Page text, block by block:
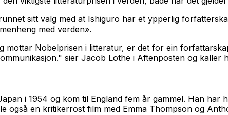
sitt valg med at Ishiguro har et ypperlig
med verden».
mottar Nobelprisen i litteratur, er det for ein
sier Jacob Lothe i Aftenposten og kaller
i 1954 og kom til England fem år gammel. Han har
også en kritikerrost film med Emma Thompson og